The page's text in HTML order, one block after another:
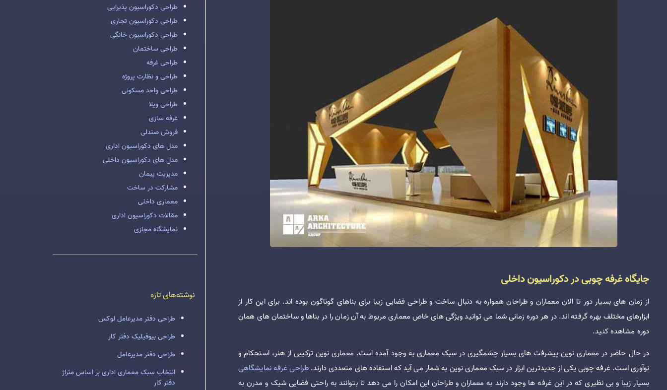
جایگاه غرفه چوبی در دکوراسیون داخلی
از زمان های بسیار دور تا الان معماران و طراحان همواره به دنبال ساخت و طراحی فضایی زیبا برای بناهای گوناگون بوده اند. برای این کار از
ابزارهای مختلف بهره گرفته اند. در هر دوره زمانی شما می توانید ویژگی های خاص معماری مربوط به آن زمان را در بناها و ساختمان های همان
دوره مشاهده کنید.
در حال حاضر در معماری نوین پیشرفت های بسیار چشمگیری در سبک معماری به وجود آمده است. معماری نوین ترکیبی از هنر، استحکام و
نوآوری است. غرفه چوبی یکی از جدیدترین ابزار در سبک معماری نوین به شمار می آید که استفاده های متعددی دارند. طراحی غرفه نمایشگاهی
بسیار زیبا و بی نظیری که در این غرفه ها وجود دارند به معماران و طراحان این امکان را می دهد تا بتوانند به راحتی فضایی شیک و مدرن به
طراحی دکوراسیون پذیرایی
طراحی دکوراسیون تجاری
طراحی دکوراسیون خانگی
طراحی ساختمان
طراحی غرفه
طراحی و نظارت پروژه
طراحی واحد مسکونی
طراحی ویلا
غرفه سازی
فروش صندلی
مدل های دکوراسیون اداری
مدل های دکوراسیون داخلی
مدیریت پیمان
مشارکت در ساخت
معماری داخلی
مقالات دکوراسیون اداری
نمایشگاه مجازی
نوشته‌های تازه
طراحی دفتر مدیرعامل لوکس
طراحی بیوفیلیک دفتر کار
طراحی دفتر مدیرعامل
انتخاب سبک معماری اداری بر اساس متراژ
دفتر کار